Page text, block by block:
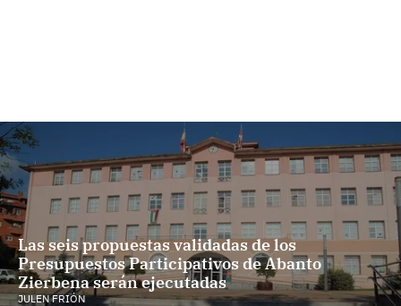
Las seis propuestas validadas de los
Presupuestos Participativos de Abanto
Zierbena serán ejecutadas
JULEN FRIÓN